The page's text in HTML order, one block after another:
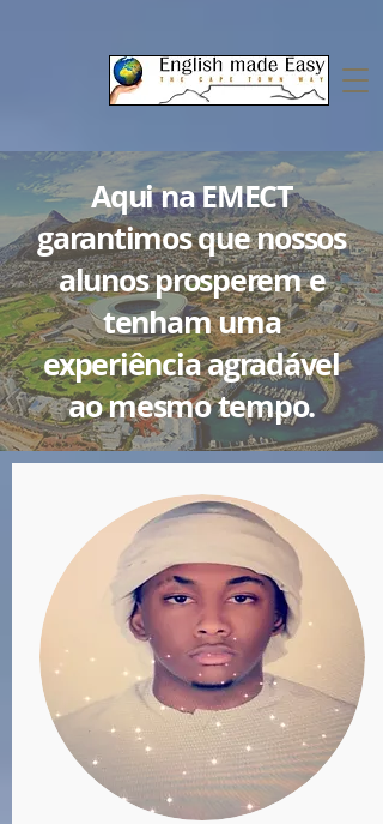
Aqui na EMECT
garantimos que nossos
alunos prosperem e
tenham uma
experiência agradável
ao mesmo tempo.